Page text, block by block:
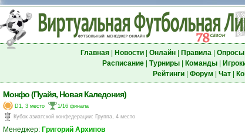
Главная| Новости| Онлайн| Правила| Опросы|
Расписание| Турниры| Команды|
Рейтинги| Форум Чат|
Монфо (Пуайя, Новая Каледония)
D1, 3 место
1/16 финала
Кубок азиатской конфедерации: Группа, 4 место
Менеджер: Григорий Архипов